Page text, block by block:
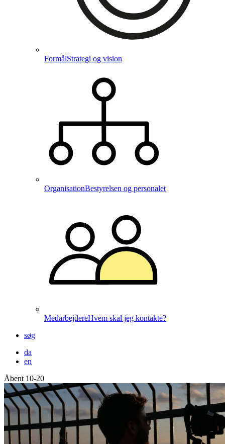
FormålStrategi og vision
OrganisationBestyrelsen og personalet
MedarbejdereHvem skal jeg kontakte?
søg
da
en
Åbent 10-20
Forside